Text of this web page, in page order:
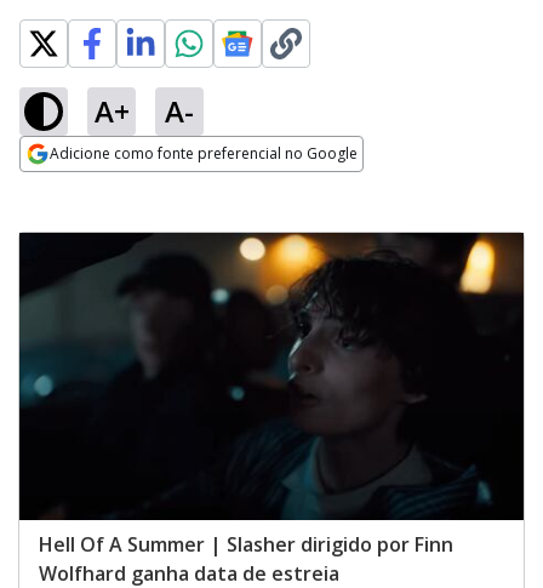
A+ A-
Adicione como fonte preferencial no Google
Hell Of A Summer | Slasher dirigido por Finn
Wolfhard ganha data de estreia